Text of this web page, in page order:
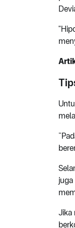
Jika